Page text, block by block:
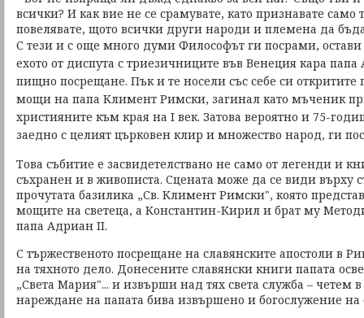
всички? И как вие не се срамувате, като признавате само
повелявате, щото всички други народи и племена да
С тези и с още много думи Философът ги посрами,
ехото от диспута с триезичниците във Венеция кара
пищно посрещане. Пък и те носели със себе си откритите
мощи на папа Климент Римски, загинал като мъченик
християните към края на I век. Затова вероятно и 75-
заедно с целият църковен клир и множество народ, ги
Това събитие е засвидетелствано не само от легенди и
съхранен и в живописта. Сцената може да се види върху
прочутата базилика „Св. Климент Римски", която
мощите на светеца, а Константин-Кирил и брат му
папа Адриан II.
С тържественото посрещане на славянските апостоли в
на тяхното дело. Донесените славянски книги папата
„Света Мария"... и извърши над тях света служба – четем
нареждане на папата бива извършено и богослужение на